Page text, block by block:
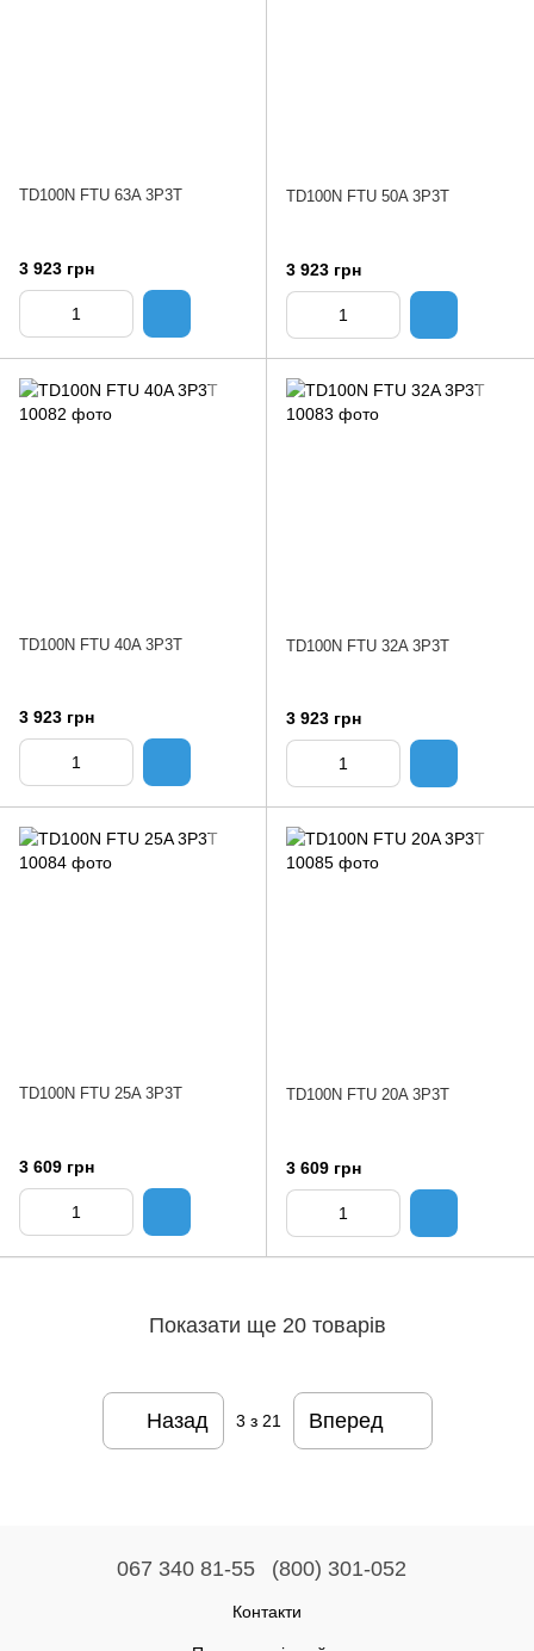
TD100N FTU 63A 3P3T
3 923 грн
TD100N FTU 50A 3P3T
3 923 грн
TD100N FTU 40A 3P3T
3 923 грн
TD100N FTU 32A 3P3T
3 923 грн
TD100N FTU 25A 3P3T
3 609 грн
TD100N FTU 20A 3P3T
3 609 грн
Показати ще 20 товарів
Назад 3 з 21 Вперед
067 340 81-55 (800) 301-052
Контакти